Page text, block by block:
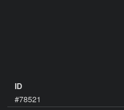
ID
#78521